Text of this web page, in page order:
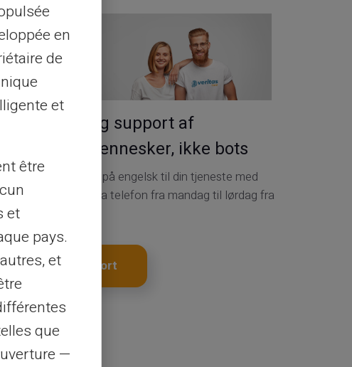
Service og support af
rigtige mennesker, ikke bots
Kundeservice på engelsk til din tjeneste med
billet 24/24, via telefon fra mandag til lørdag fra
Få dit kort
en
de
et
être
et
pays.
et
que
—